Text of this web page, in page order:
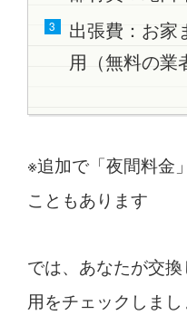
出張費：お家
用（無料の業
※追加で「夜間料金
こともあります
では、あなたが交
用をチェックしまし